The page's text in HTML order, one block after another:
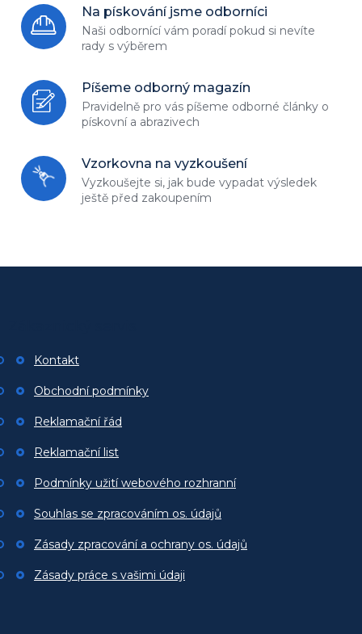
Na pískování jsme odborníci
Naši odbornící vám poradí pokud si nevíte
rady s výběrem
Píšeme odborný magazín
Pravidelně pro vás píšeme odborné články o
pískovní a abrazivech
Vzorkovna na vyzkoušení
Vyzkoušejte si, jak bude vypadat výsledek
ještě před zakoupením
í
Kontakt
Obchodní podmínky
Reklamační řád
Reklamační list
Podmínky užití webového rozhranní
Souhlas se zpracováním os. údajů
Zásady zpracování a ochrany os. údajů
Zásady práce s vašimi údaji